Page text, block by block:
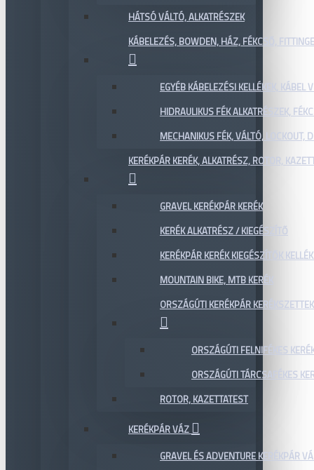
HÁTSÓ VÁLTÓ, ALKATRÉSZEK
KÁBELEZÉS, BOWDEN, HÁZ, FÉKCSŐ,
EGYÉB KÁBELEZÉSI KELLÉKEK,
HIDRAULIKUS FÉK ALKATRÉSZEK,
MECHANIKUS FÉK, VÁLTÓ, LOCKOUT,
KERÉKPÁR KERÉK, ALKATRÉSZ, ROTOR,
GRAVEL KERÉKPÁR KERÉK
KERÉK ALKATRÉSZ / KIEGÉSZÍTŐ
KERÉKPÁR KERÉK KIEGÉSZÍTŐK
MOUNTAIN BIKE, MTB KERÉK
ORSZÁGÚTI KERÉKPÁR KERÉKSZETTEK
ORSZÁGÚTI FELNIFÉKES
ORSZÁGÚTI TÁRCSAFÉKES
ROTOR, KAZETTATEST
KERÉKPÁR VÁZ
GRAVEL ÉS ADVENTURE KERÉKPÁR